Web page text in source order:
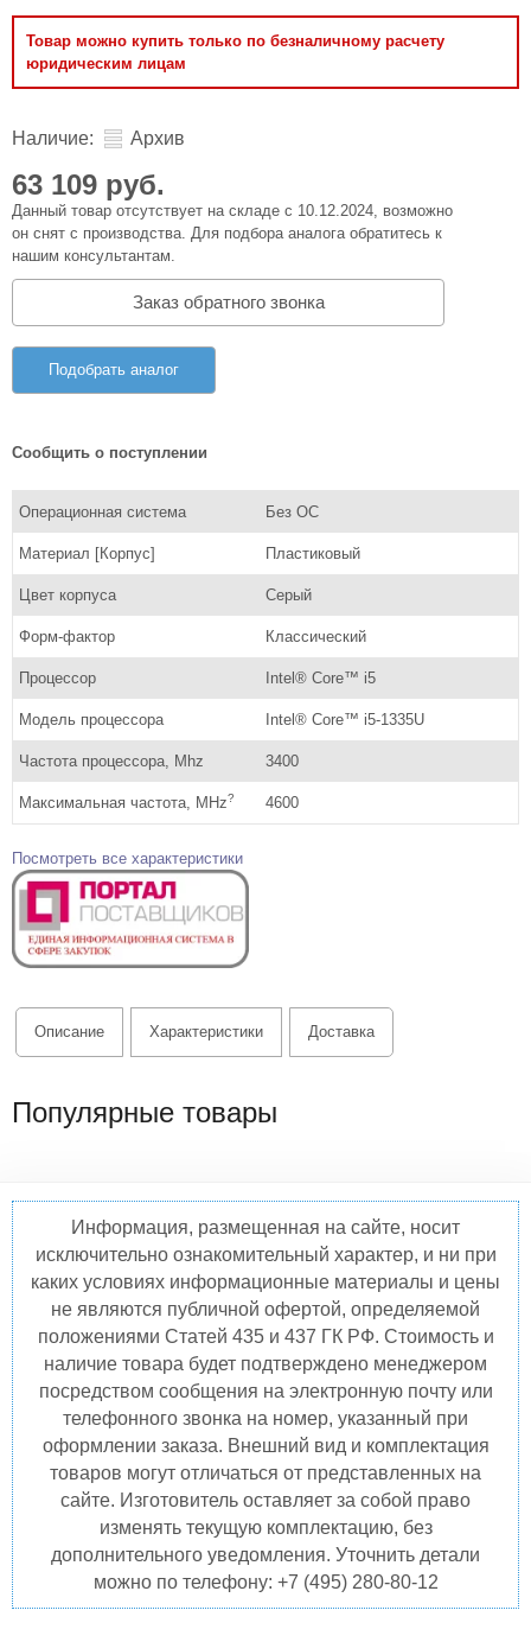
Товар можно купить только по безналичному расчету
юридическим лицам
Наличие: Архив
63 109 руб.
Данный товар отсутствует на складе с 10.12.2024, возможно
он снят с производства. Для подбора аналога обратитесь к
нашим консультантам.
Заказ обратного звонка
Подобрать аналог
Сообщить о поступлении
Операционная система Без ОС
Материал [Корпус] Пластиковый
Цвет корпуса Серый
Форм-фактор Классический
Процессор Intel® Core™ i5
Модель процессора Intel® Core™ i5-1335U
Частота процессора, Mhz 3400
Максимальная частота, MHz? 4600
Посмотреть все характеристики
Описание Характеристики Доставка
Популярные товары
Информация, размещенная на сайте, носит
исключительно ознакомительный характер, и ни при
каких условиях информационные материалы и цены
не являются публичной офертой, определяемой
положениями Статей 435 и 437 ГК РФ. Стоимость и
наличие товара будет подтверждено менеджером
посредством сообщения на электронную почту или
телефонного звонка на номер, указанный при
оформлении заказа. Внешний вид и комплектация
товаров могут отличаться от представленных на
сайте. Изготовитель оставляет за собой право
изменять текущую комплектацию, без
дополнительного уведомления. Уточнить детали
можно по телефону: +7 (495) 280-80-12